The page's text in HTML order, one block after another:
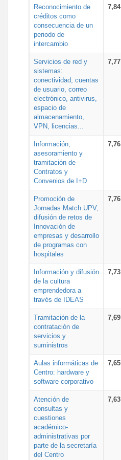
Reconocimiento de
créditos como
consecuencia de un
periodo de
intercambio
7,84
Servicios de red y
sistemas:
conectividad, cuentas
de usuario, correo
electrónico, antivirus,
espacio de
almacenamiento,
VPN, licencias...
7,77
Información,
asesoramiento y
tramitación de
Contratos y
Convenios de I+D
7,76
Promoción de
Jornadas Match UPV,
difusión de retos de
Innovación de
empresas y desarrollo
de programas con
hospitales
7,76
Información y difusión
de la cultura
emprendedora a
través de IDEAS
7,73
Tramitación de la
contratación de
servicios y
suministros
7,69
Aulas informáticas de
Centro: hardware y
software corporativo
7,65
Atención de
consultas y
cuestiones
académico-
administrativas por
parte de la secretaría
del Centro
7,63